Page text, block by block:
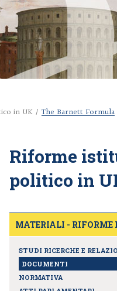
in UK / The Barnett Formula
Riforme
politico in
MATERIALI -
STUDI RICERCHE E
DOCUMENTI
NORMATIVA